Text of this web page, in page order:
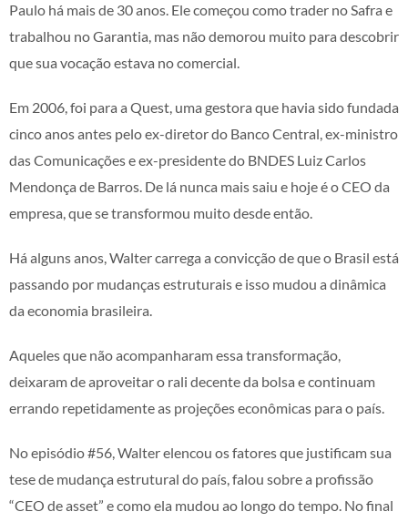
Paulo há mais de 30 anos. Ele começou como trader no Safra e
trabalhou no Garantia, mas não demorou muito para descobrir
que sua vocação estava no comercial.
Em 2006, foi para a Quest, uma gestora que havia sido fundada
cinco anos antes pelo ex-diretor do Banco Central, ex-ministro
das Comunicações e ex-presidente do BNDES Luiz Carlos
Mendonça de Barros. De lá nunca mais saiu e hoje é o CEO da
empresa, que se transformou muito desde então.
Há alguns anos, Walter carrega a convicção de que o Brasil está
passando por mudanças estruturais e isso mudou a dinâmica
da economia brasileira.
Aqueles que não acompanharam essa transformação,
deixaram de aproveitar o rali decente da bolsa e continuam
errando repetidamente as projeções econômicas para o país.
No episódio #56, Walter elencou os fatores que justificam sua
tese de mudança estrutural do país, falou sobre a profissão
“CEO de asset” e como ela mudou ao longo do tempo. No final